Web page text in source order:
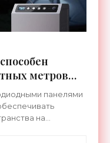
метров
панелями
на